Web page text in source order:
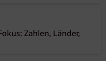
Zahlen, Länder,